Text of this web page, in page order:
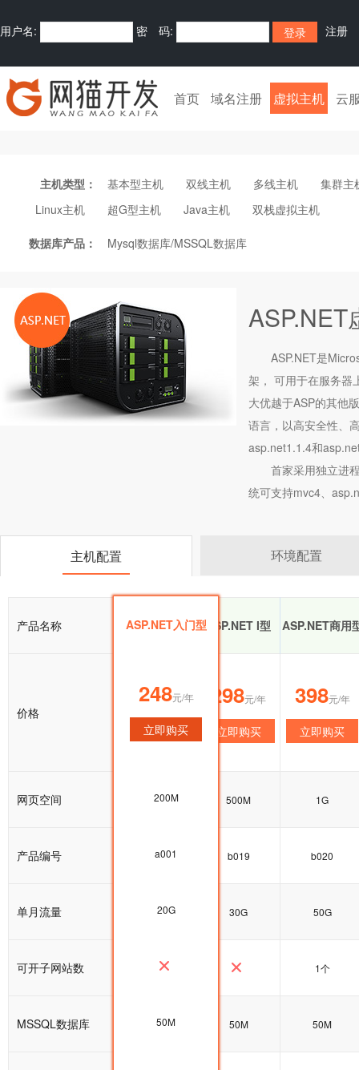
用户名: 密 码: 注册
首页 域名注册 虚拟主机 云
主机类型： 基本型主机 双线主机 多线主机
集群主
Linux主机
超G型主机 Java主机 双栈虚拟主机
数据库产品： Mysql数据库/MSSQL数据库
ASP.NET
ASP.NET是
架， 可用于在服务器
大优越于ASP的其他
语言，以高安全性、
asp.net1.1.4和
首家采用独立进
统可支持mvc4、
主机配置 环境配置
产品名称 ASP.NET入门型 ASP.NET I型 ASP.NET商用
价格
248元/年
立即购买
298元/年
立即购买
398元/年
立即购买
网页空间 200M 500M 1G
产品编号 a001 b019 b020
单月流量 20G 30G 50G
可开子网站数 1个
MSSQL数据库 50M 50M 50M
ASP.NET入门型
248元/年
立即购买
200M
a001
20G
50M